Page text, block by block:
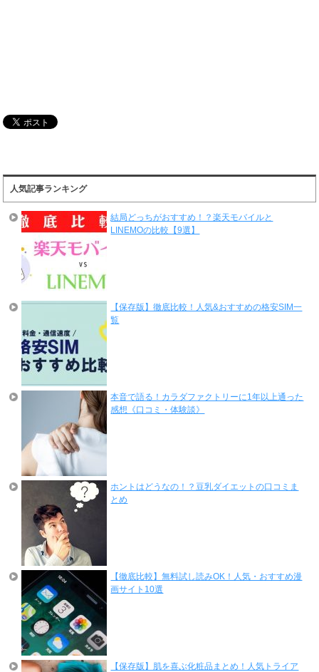
人気記事ランキング
結局どっちがおすすめ！？楽天モバイルと
LINEMOの比較【9選】
【保存版】徹底比較！人気&おすすめの格安SIM一
覧
本音で語る！カラダファクトリーに1年以上通った
感想《口コミ・体験談》
ホントはどうなの！？豆乳ダイエットの口コミま
とめ
【徹底比較】無料試し読みOK！人気・おすすめ漫
画サイト10選
【保存版】肌を喜ぶ化粧品まとめ！人気トライア